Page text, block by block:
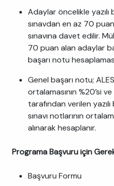
Adaylar öncelikle yazılı
sınavdan en az 70
sınavına davet edilir.
70 puan alan adaylar
başarı notu
Genel başarı notu;
ortalamasının %20’si
tarafından verilen yazılı
sınavı notlarının
alınarak hesaplanır.
Programa Başvuru için
Başvuru Formu